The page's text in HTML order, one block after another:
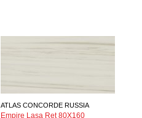
ATLAS CONCORDE RUSSIA
Empire Lasa Ret 80X160